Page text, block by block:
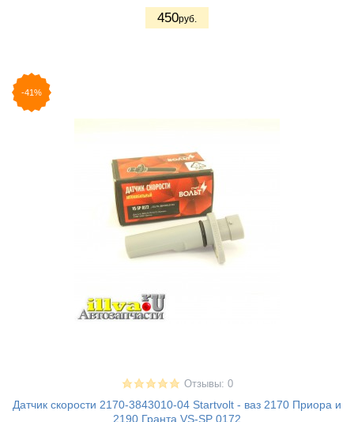
450руб.
-41%
Отзывы: 0
Датчик скорости 2170-3843010-04 Startvolt - ваз 2170 Приора и
2190 Гранта VS-SP 0172